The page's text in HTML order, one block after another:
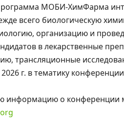
МОБИ-ХимФарма
всего биологическую
организацию и
в лекарственные
трансляционные
г. в тематику
информацию о конференции